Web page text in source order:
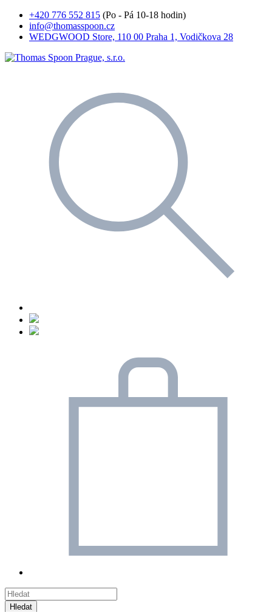
+420 776 552 815 (Po - Pá 10-18 hodin)
info@thomasspoon.cz
WEDGWOOD Store, 110 00 Praha 1, Vodičkova 28
Hledat